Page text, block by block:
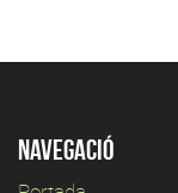
Navegació